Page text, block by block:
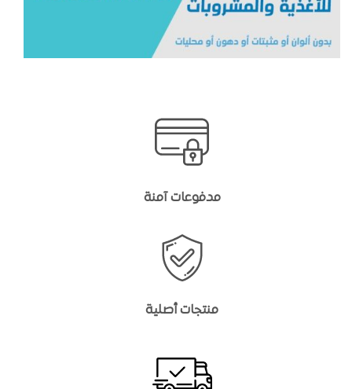
مدفوعات آمنة
منتجات أصلية